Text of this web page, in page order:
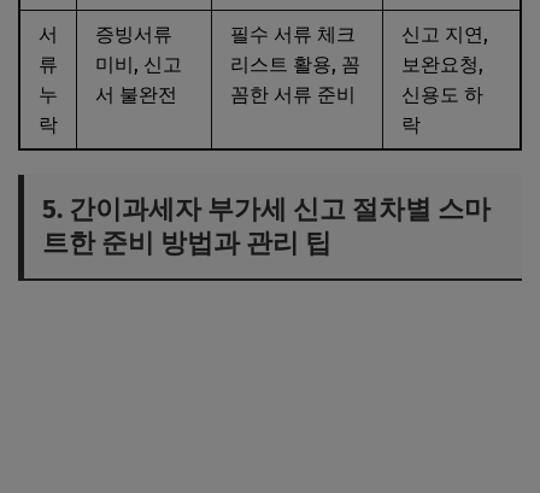
서
류
누
락
증빙서류
미비, 신고
서 불완전
필수 서류 체크
리스트 활용, 꼼
꼼한 서류 준비
신고 지연,
보완요청,
신용도 하
락
5. 간이과세자 부가세 신고 절차별 스마
트한 준비 방법과 관리 팁